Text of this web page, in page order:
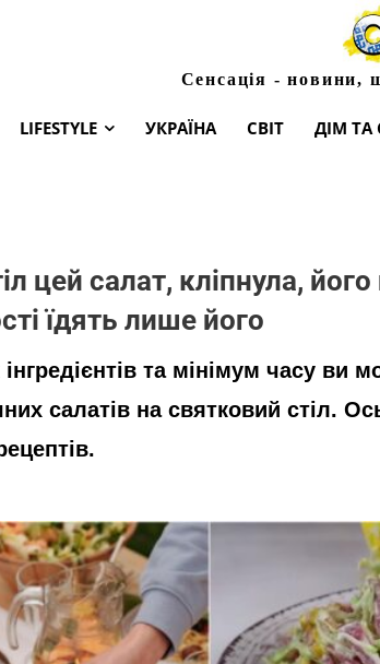
Сенсація - новини,
LIFESTYLE УКРАЇНА СВІТ ДІМ ТА
цей салат, кліпнула,
їдять лише його
та мінімум часу ви
салатів на святковий стіл.